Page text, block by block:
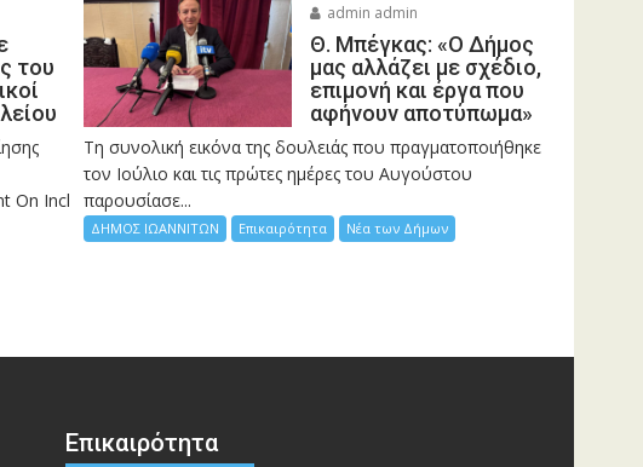
του
On Incl
admin admin
Θ. Μπέγκας: «Ο Δήμος
μας αλλάζει με σχέδιο,
επιμονή και έργα που
αφήνουν αποτύπωμα»
Τη συνολική εικόνα της δουλειάς που πραγματοποιήθηκε
τον Ιούλιο και τις πρώτες ημέρες του Αυγούστου
παρουσίασε...
ΔΗΜΟΣ ΙΩΑΝΝΙΤΩΝ Επικαιρότητα Νέα των Δήμων
Επικαιρότητα